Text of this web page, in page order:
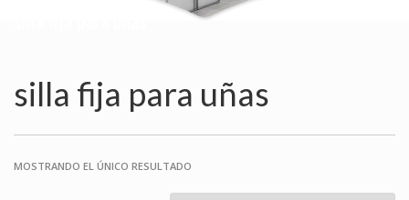
silla fija para uñas
MOSTRANDO EL ÚNICO RESULTADO